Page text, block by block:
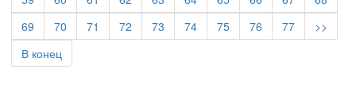
69
70 71 72 73 74 75 76 77
>>
В конец